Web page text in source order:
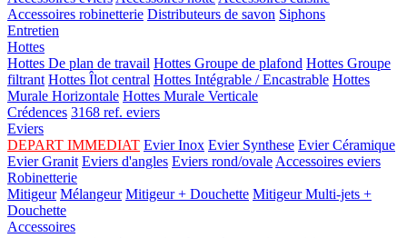
Accessoires robinetterie Distributeurs de savon Siphons
Entretien
Hottes
Hottes De plan de travail Hottes Groupe de plafond Hottes Groupe
filtrant Hottes Îlot central Hottes Intégrable / Encastrable Hottes
Murale Horizontale Hottes Murale Verticale
Crédences 3168 ref. eviers
Eviers
DEPART IMMEDIAT Evier Inox Evier Synthese Evier Céramique
Evier Granit Eviers d'angles Eviers rond/ovale Accessoires eviers
Robinetterie
Mitigeur Mélangeur Mitigeur + Douchette Mitigeur Multi-jets +
Douchette
Accessoires